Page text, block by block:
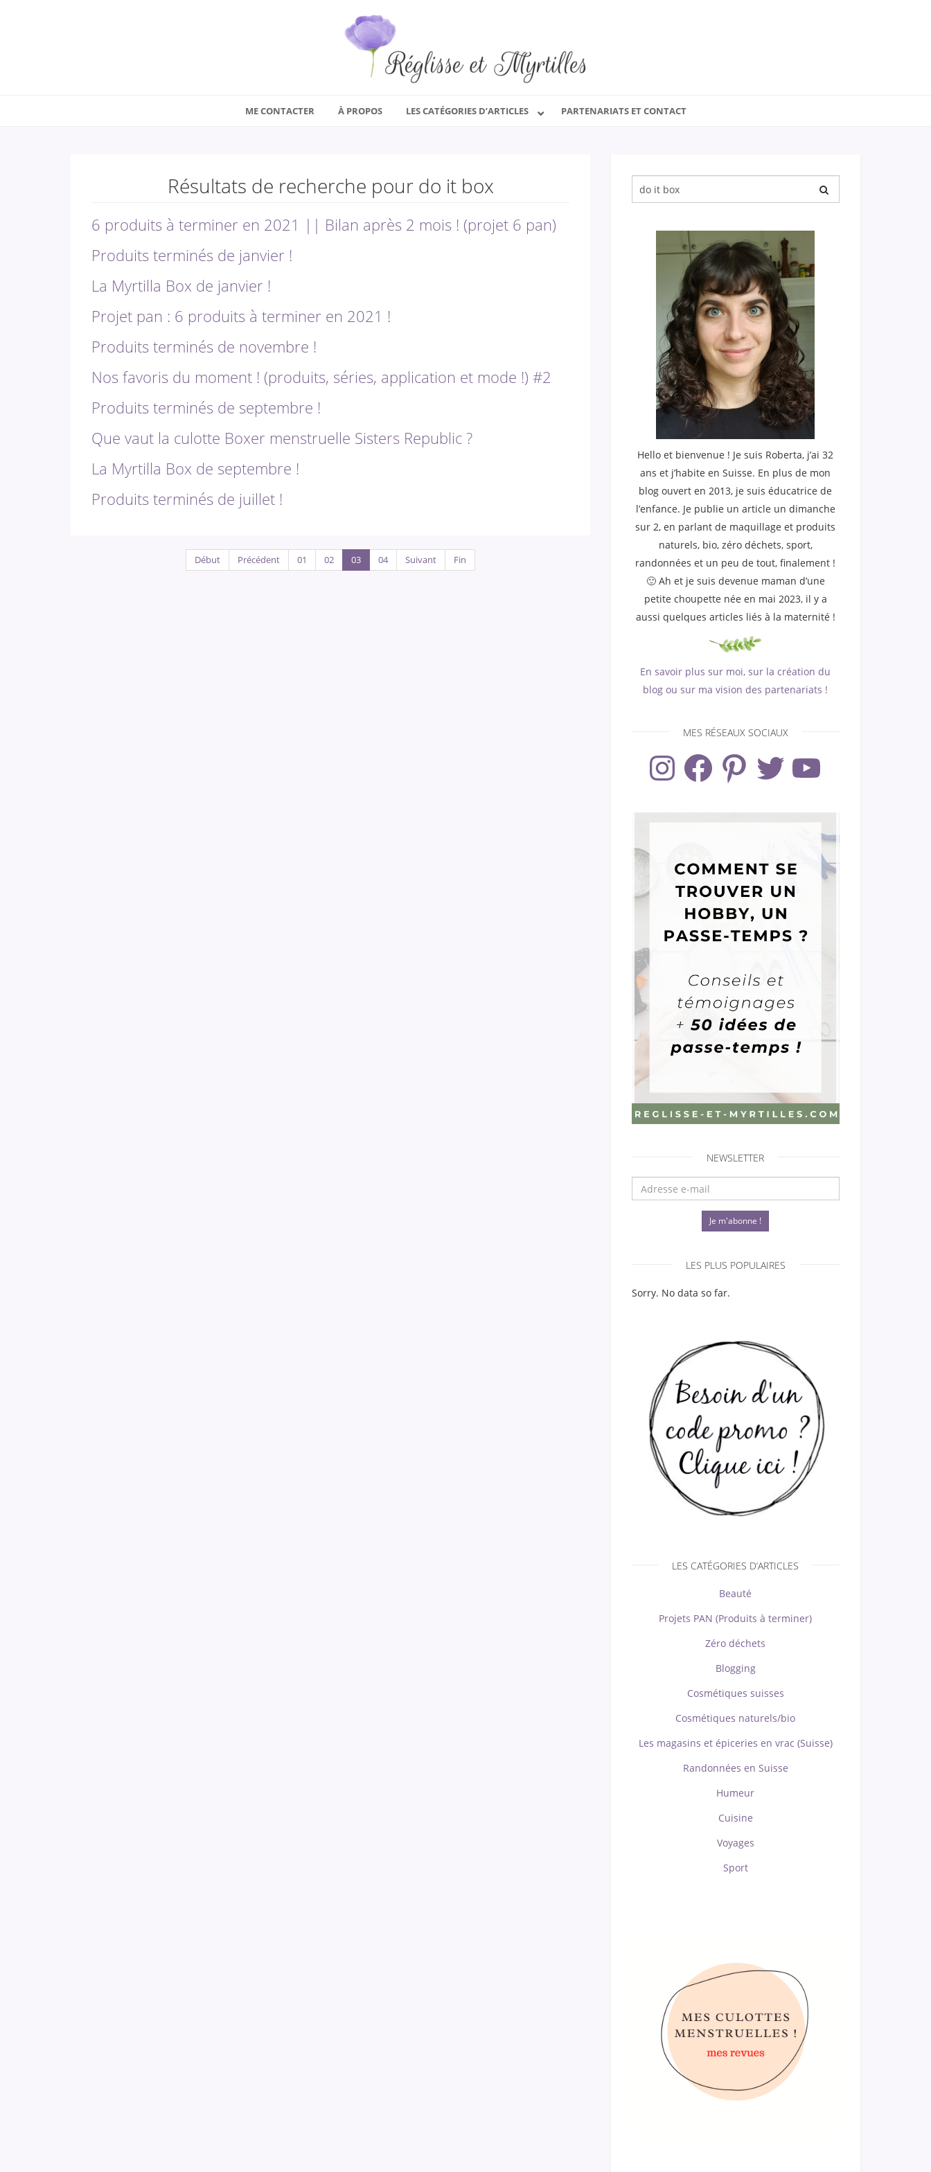
ME CONTACTER À PROPOS LES CATÉGORIES D’ARTICLES PARTENARIATS ET CONTACT
Résultats de recherche pour do it box
6 produits à terminer en 2021 || Bilan après 2 mois ! (projet 6 pan)
Produits terminés de janvier !
La Myrtilla Box de janvier !
Projet pan : 6 produits à terminer en 2021 !
Produits terminés de novembre !
Nos favoris du moment ! (produits, séries, application et mode !) #2
Produits terminés de septembre !
Que vaut la culotte Boxer menstruelle Sisters Republic ?
La Myrtilla Box de septembre !
Produits terminés de juillet !
Début Précédent 01 02 03 04 Suivant Fin
pour
:
Hello et bienvenue ! Je suis Roberta, j’ai 32
ans et j’habite en Suisse. En plus de mon
blog ouvert en 2013, je suis éducatrice de
l’enfance. Je publie un article un dimanche
sur 2, en parlant de maquillage et produits
naturels, bio, zéro déchets, sport,
randonnées et un peu de tout, finalement !
🙂 Ah et je suis devenue maman d’une
petite choupette née en mai 2023, il y a
aussi quelques articles liés à la maternité !
En savoir plus sur moi, sur la création du
blog ou sur ma vision des partenariats !
MES RÉSEAUX SOCIAUX
InstagramFacebook PinterestTwitter YouTube
NEWSLETTER
Je m'abonne !
LES PLUS POPULAIRES
Sorry. No data so far.
LES CATÉGORIES D’ARTICLES
Beauté
Projets PAN (Produits à terminer)
Zéro déchets
Blogging
Cosmétiques suisses
Cosmétiques naturels/bio
Les magasins et épiceries en vrac (Suisse)
Randonnées en Suisse
Humeur
Cuisine
Voyages
Sport